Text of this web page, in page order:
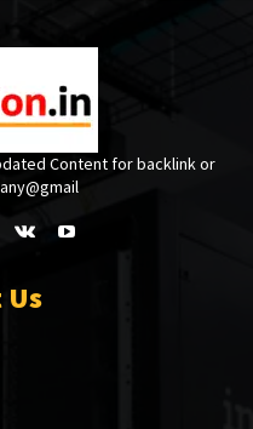
Content for backlink or